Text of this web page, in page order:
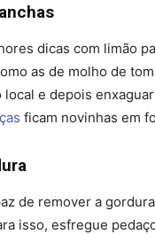
dicas com limão
as de molho de
e depois
ficam novinhas em
de remover a
isso, esfregue